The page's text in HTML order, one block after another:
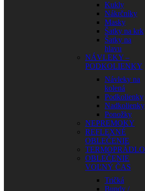
Kukly
Nákrčníky
Masky
Šatky na krk
Šatky na
hlavu
NÁVLEKY –
PODKOLIENKY
Návleky na
kolená
Podkolienky
Nadkolienky
Ponožky
NEPREMOKY
REFLEXNÉ
OBLEČENIE
TERMOPRÁDLO
OBLEČENIE
VOĽNÝ ČAS
Tričká
Bundy /